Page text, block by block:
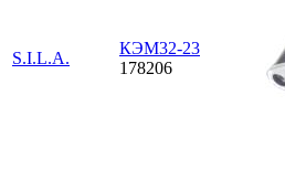
S.I.L.A.
КЭМ32-23
178206